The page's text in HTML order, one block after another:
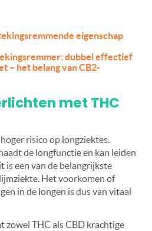
eigenschap
dubbel effectief
– het belang van CB2-
met THC
risico op longziektes.
de longfunctie en kan leiden
is een van de belangrijkste
Het voorkomen of
in de longen is dus van vitaal
zowel THC als CBD krachtige